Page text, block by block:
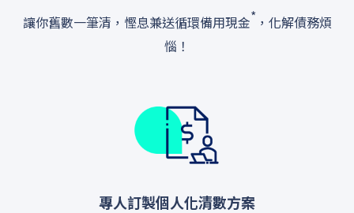
讓你舊數一筆清，慳息兼送循環備用現金* ，化解債務煩
惱！
專人訂製個人化清數方案